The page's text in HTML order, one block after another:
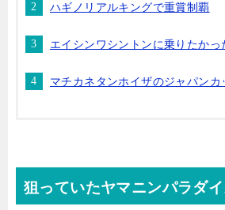
ハギノリアルキングで重賞制覇
エイシンワシントンに乗りたかっ
マチカネタンホイザのジャパンカ
狙っていたヤマニンパラダ